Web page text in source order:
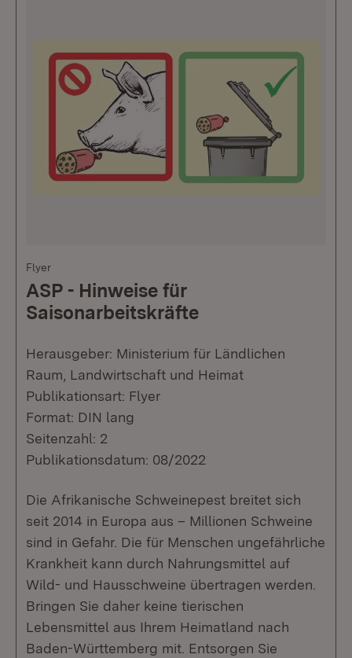
Flyer
ASP - Hinweise für
Saisonarbeitskräfte
Herausgeber: Ministerium für Ländlichen
Raum, Landwirtschaft und Heimat
Publikationsart: Flyer
Format: DIN lang
Seitenzahl: 2
Publikationsdatum: 08/2022
Die Afrikanische Schweinepest breitet sich
seit 2014 in Europa aus – Millionen Schweine
sind in Gefahr. Die für Menschen ungefährliche
Krankheit kann durch Nahrungsmittel auf
Wild- und Hausschweine übertragen werden.
Bringen Sie daher keine tierischen
Lebensmittel aus Ihrem Heimatland nach
Baden-Württemberg mit. Entsorgen Sie